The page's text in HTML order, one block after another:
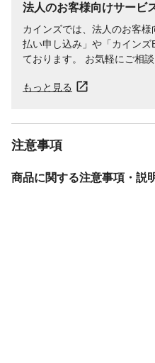
法人のお客様向けサービ
カインズでは、法人のお客
払い申し込み」や「カイン
ております。 お気軽にご相談
もっと見る
注意事項
商品に関する注意事項・説